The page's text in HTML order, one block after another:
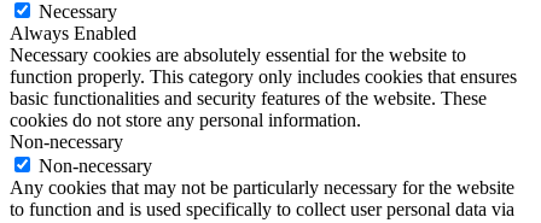
Necessary
Always Enabled
Necessary cookies are absolutely essential for the website to
function properly. This category only includes cookies that ensures
basic functionalities and security features of the website. These
cookies do not store any personal information.
Non-necessary
Non-necessary
Any cookies that may not be particularly necessary for the website
to function and is used specifically to collect user personal data via